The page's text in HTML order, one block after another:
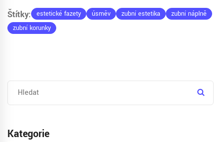
Štítky: estetické fazety úsměv zubní estetika
zubní náplně
zubní korunky
Kategorie